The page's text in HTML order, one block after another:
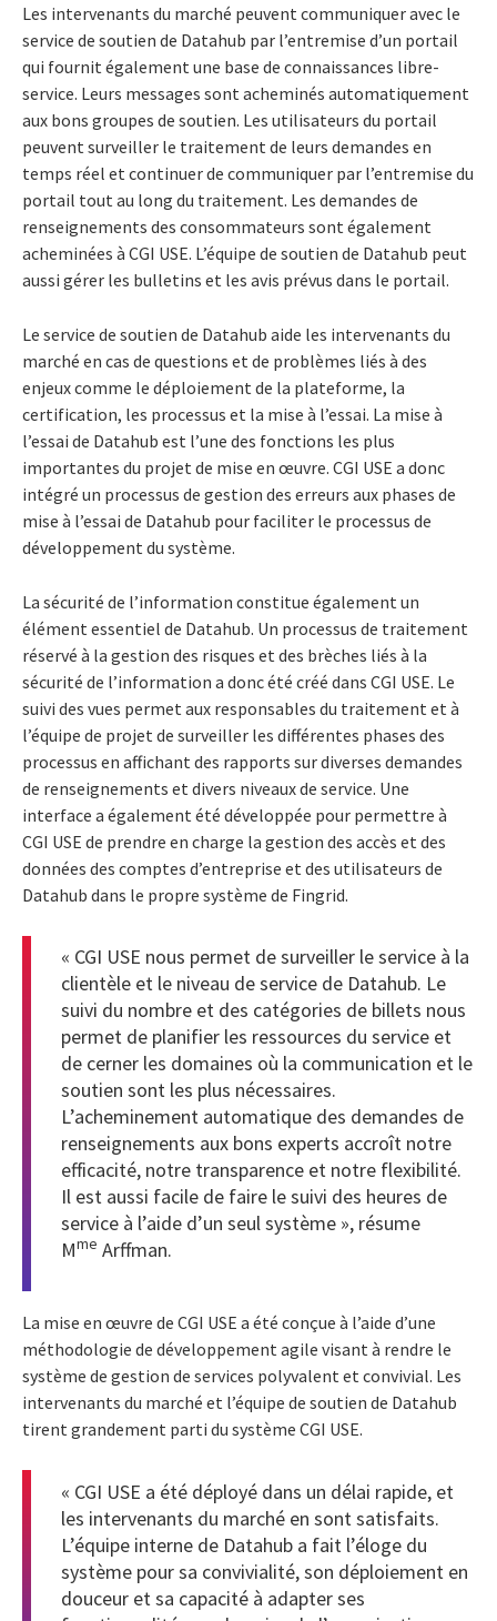
Les intervenants du marché peuvent communiquer avec le
service de soutien de Datahub par l’entremise d’un portail
qui fournit également une base de connaissances libre-
service. Leurs messages sont acheminés automatiquement
aux bons groupes de soutien. Les utilisateurs du portail
peuvent surveiller le traitement de leurs demandes en
temps réel et continuer de communiquer par l’entremise du
portail tout au long du traitement. Les demandes de
renseignements des consommateurs sont également
acheminées à CGI USE. L’équipe de soutien de Datahub peut
aussi gérer les bulletins et les avis prévus dans le portail.
Le service de soutien de Datahub aide les intervenants du
marché en cas de questions et de problèmes liés à des
enjeux comme le déploiement de la plateforme, la
certification, les processus et la mise à l’essai. La mise à
l’essai de Datahub est l’une des fonctions les plus
importantes du projet de mise en œuvre. CGI USE a donc
intégré un processus de gestion des erreurs aux phases de
mise à l’essai de Datahub pour faciliter le processus de
développement du système.
La sécurité de l’information constitue également un
élément essentiel de Datahub. Un processus de traitement
réservé à la gestion des risques et des brèches liés à la
sécurité de l’information a donc été créé dans CGI USE. Le
suivi des vues permet aux responsables du traitement et à
l’équipe de projet de surveiller les différentes phases des
processus en affichant des rapports sur diverses demandes
de renseignements et divers niveaux de service. Une
interface a également été développée pour permettre à
CGI USE de prendre en charge la gestion des accès et des
données des comptes d’entreprise et des utilisateurs de
Datahub dans le propre système de Fingrid.
« CGI USE nous permet de surveiller le service à la
clientèle et le niveau de service de Datahub. Le
suivi du nombre et des catégories de billets nous
permet de planifier les ressources du service et
de cerner les domaines où la communication et le
soutien sont les plus nécessaires.
L’acheminement automatique des demandes de
renseignements aux bons experts accroît notre
efficacité, notre transparence et notre flexibilité.
Il est aussi facile de faire le suivi des heures de
service à l’aide d’un seul système », résume
Mme Arffman.
La mise en œuvre de CGI USE a été conçue à l’aide d’une
méthodologie de développement agile visant à rendre le
système de gestion de services polyvalent et convivial. Les
intervenants du marché et l’équipe de soutien de Datahub
tirent grandement parti du système CGI USE.
« CGI USE a été déployé dans un délai rapide, et
les intervenants du marché en sont satisfaits.
L’équipe interne de Datahub a fait l’éloge du
système pour sa convivialité, son déploiement en
douceur et sa capacité à adapter ses